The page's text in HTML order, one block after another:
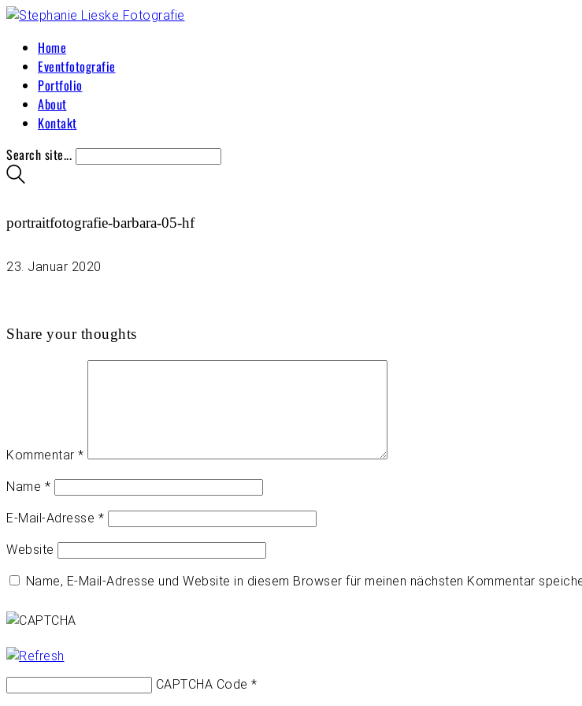
Home
Eventfotografie
Portfolio
About
Kontakt
Search site...
portraitfotografie-barbara-05-hf
23. Januar 2020
Share your thoughts
Kommentar *
Name *
E-Mail-Adresse *
Website
Name, E-Mail-Adresse und Website in diesem Browser für meinen nächsten Kommentar
CAPTCHA Code *